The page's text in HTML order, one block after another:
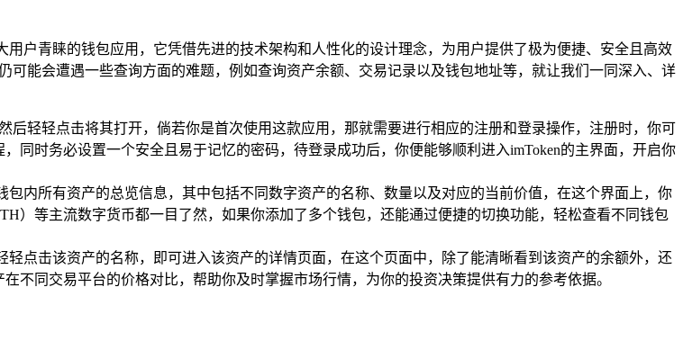
户青睐的钱包应用，它凭借先进的技术架构和人性化的设计理念，为用户提供了极为便捷、安全且高效
能会遭遇一些查询方面的难题，例如查询资产余额、交易记录以及钱包地址等，就让我们一同深入、详
后轻轻点击将其打开，倘若你是首次使用这款应用，那就需要进行相应的注册和登录操作，注册时，你可
同时务必设置一个安全且易于记忆的密码，待登录成功后，你便能够顺利进入imToken的主界面，开启你
内所有资产的总览信息，其中包括不同数字资产的名称、数量以及对应的当前价值，在这个界面上，你
）等主流数字货币都一目了然，如果你添加了多个钱包，还能通过便捷的切换功能，轻松查看不同钱包
点击该资产的名称，即可进入该资产的详情页面，在这个页面中，除了能清晰看到该资产的余额外，还
不同交易平台的价格对比，帮助你及时掌握市场行情，为你的投资决策提供有力的参考依据。